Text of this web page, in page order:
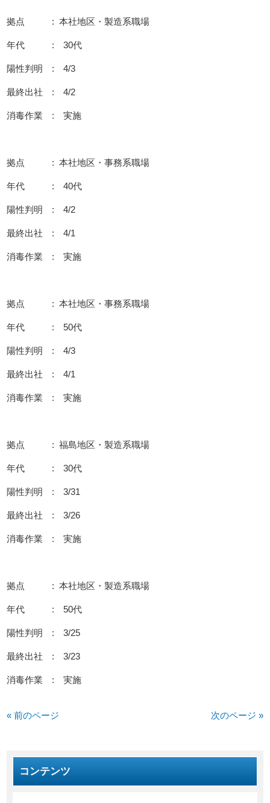
拠点 : 本社地区・製造系職場
年代 : 30代
陽性判明 : 4/3
最終出社 : 4/2
消毒作業 : 実施
拠点 : 本社地区・事務系職場
年代 : 40代
陽性判明 : 4/2
最終出社 : 4/1
消毒作業 : 実施
拠点 : 本社地区・事務系職場
年代 : 50代
陽性判明 : 4/3
最終出社 : 4/1
消毒作業 : 実施
拠点 : 福島地区・製造系職場
年代 : 30代
陽性判明 : 3/31
最終出社 : 3/26
消毒作業 : 実施
拠点 : 本社地区・製造系職場
年代 : 50代
陽性判明 : 3/25
最終出社 : 3/23
消毒作業 : 実施
« 前のページ 次のページ »
コンテンツ